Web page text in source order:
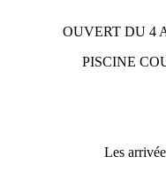
OUVERT DU 4
PISCINE
Les